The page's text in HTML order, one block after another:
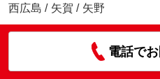
西広島 / 矢賀 / 矢野
電話で